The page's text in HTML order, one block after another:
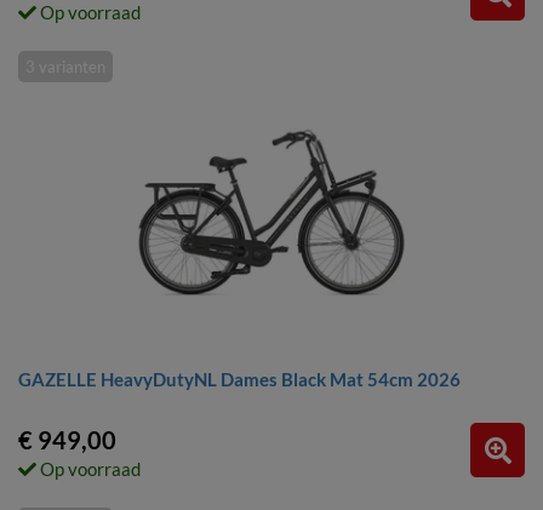
Op voorraad
GAZELLE HeavyDutyNL Dames Black Mat 54cm 2026
3 varianten
€ 949,00
Op voorraad